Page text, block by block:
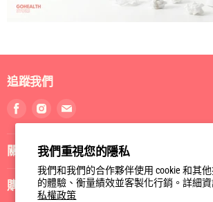
我們重視您的隱私
我們和我們的合作夥伴使用 cookie 和其
的體驗、衡量績效並客製化行銷。詳細
私權政策
追蹤我們
到
Facebook
到
們
Instagram
到
們
電
郵
關於我們
購物指南